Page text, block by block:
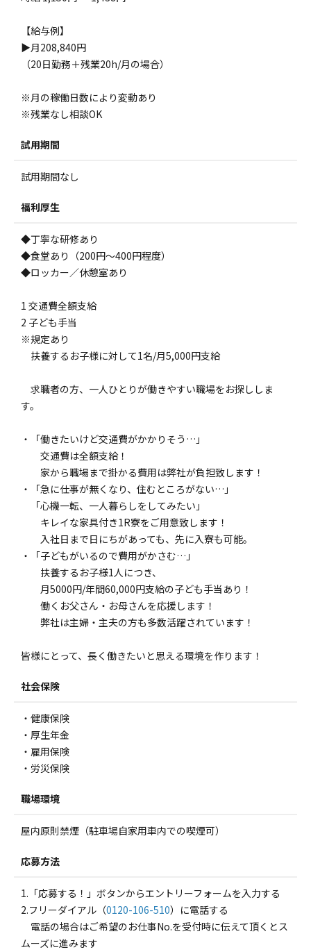
【給与例】
▶月208,840円
（20日勤務＋残業20h/月の場合）
※月の稼働日数により変動あり
※残業なし相談OK
試用期間
試用期間なし
福利厚生
◆丁寧な研修あり
◆食堂あり（200円～400円程度）
◆ロッカー／休憩室あり
1 交通費全額支給
2 子ども手当
※規定あり
扶養するお子様に対して1名/月5,000円支給
求職者の方、一人ひとりが働きやすい職場をお探ししま
す。
・「働きたいけど交通費がかかりそう…」
交通費は全額支給！
家から職場まで掛かる費用は弊社が負担致します！
・「急に仕事が無くなり、住むところがない…」
「心機一転、一人暮らしをしてみたい」
キレイな家具付き1R寮をご用意致します！
入社日まで日にちがあっても、先に入寮も可能。
・「子どもがいるので費用がかさむ…」
扶養するお子様1人につき、
月5000円/年間60,000円支給の子ども手当あり！
働くお父さん・お母さんを応援します！
弊社は主婦・主夫の方も多数活躍されています！
皆様にとって、長く働きたいと思える環境を作ります！
社会保険
・健康保険
・厚生年金
・雇用保険
・労災保険
職場環境
屋内原則禁煙（駐車場自家用車内での喫煙可）
応募方法
1.「応募する！」ボタンからエントリーフォームを入力する
2.フリーダイアル（0120-106-510）に電話する
電話の場合はご希望のお仕事No.を受付時に伝えて頂くとス
ムーズに進みます